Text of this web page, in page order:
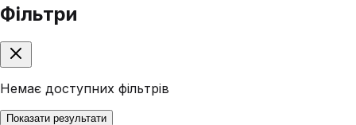
Фільтри
Немає доступних фільтрів
Показати результати